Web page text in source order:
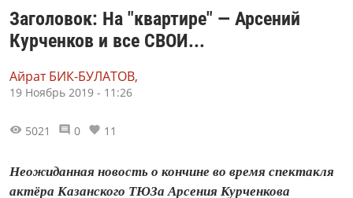
Заголовок: На "квартире" — Арсений
Курченков и все СВОИ...
Айрат БИК-БУЛАТОВ,
19 Ноябрь 2019 - 11:26
5021 0 11
Неожиданная новость о кончине во время спектакля
актёра Казанского ТЮЗа Арсения Курченкова